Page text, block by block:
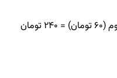
قیمت اعمال (300 تومان) - قیمت پرمیوم (60 تومان) = 240 تومان